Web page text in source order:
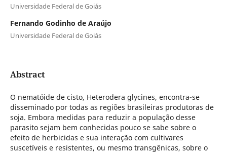
Universidade Federal de Goiás
Fernando Godinho de Araújo
Universidade Federal de Goiás
Abstract
O nematóide de cisto, Heterodera glycines, encontra-se
disseminado por todas as regiões brasileiras produtoras de
soja. Embora medidas para reduzir a população desse
parasito sejam bem conhecidas pouco se sabe sobre o
efeito de herbicidas e sua interação com cultivares
suscetíveis e resistentes, ou mesmo transgênicas, sobre o